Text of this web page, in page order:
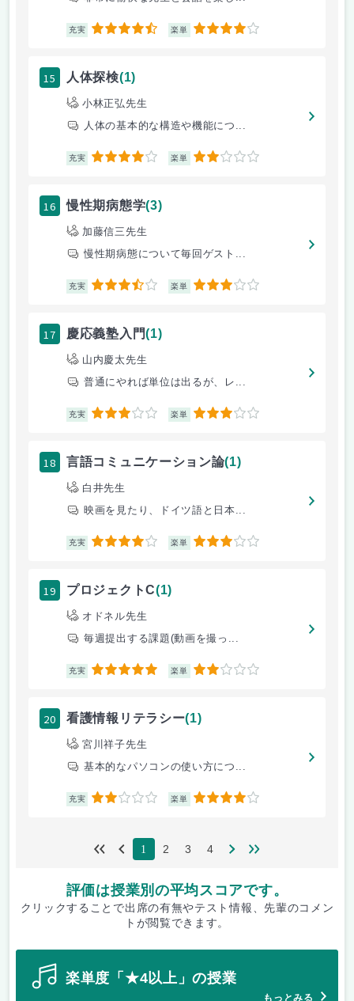
充実 4.5 楽単 4
15 人体探検(1)
小林正弘先生
人体の基本的な構造や機能につ...
充実 4 楽単 2
16 慢性期病態学(3)
加藤信三先生
慢性期病態について毎回ゲスト...
充実 3.5 楽単 3
17 慶応義塾入門(1)
山内慶太先生
普通にやれば単位は出るが、レ...
充実 3 楽単 3
18 言語コミュニケーション論(1)
白井先生
映画を見たり、ドイツ語と日本...
充実 4 楽単 3
19 プロジェクトC(1)
オドネル先生
毎週提出する課題(動画を撮っ...
充実 5 楽単 2
20 看護情報リテラシー(1)
宮川祥子先生
基本的なパソコンの使い方につ...
充実 2 楽単 4
1 2 3 4
評価は授業別の平均スコアです。
クリックすることで出席の有無やテスト情報、先輩のコメン
トが閲覧できます。
楽単度「★4以上」の授業
もっとみる